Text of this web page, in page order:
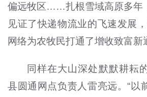
偏远牧区……扎根雪域高原多年
见证了快递物流业的飞速发展
网络为农牧民打通了增收致富新
同样在大山深处默默耕耘
县圆通网点负责人雷亮远。“以